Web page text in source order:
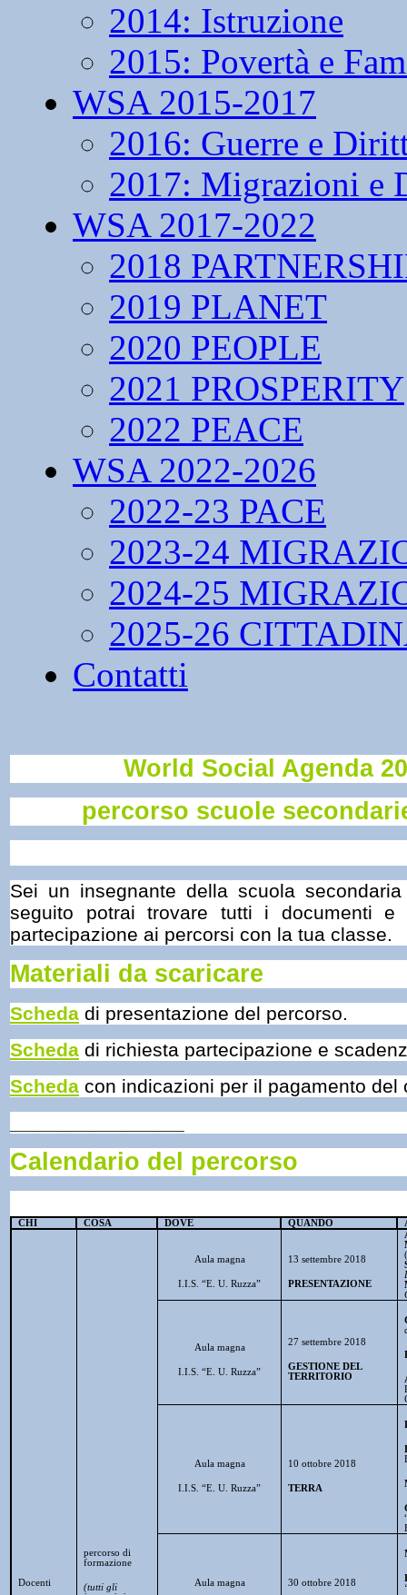
2014: Istruzione
2015: Povertà e
WSA 2015-2017
2016: Guerre e
2017: Migrazioni e
WSA 2017-2022
2018
2019 PLANET
2020 PEOPLE
2021 PROSPERITY
2022 PEACE
WSA 2022-2026
2022-23 PACE
2023-24
2024-25
2025-26
Contatti
World Social Agenda
percorso scuole
Sei un insegnante della scuola
seguito potrai trovare tutti i documenti
partecipazione ai percorsi con la tua classe.
Materiali da scaricare
Scheda di presentazione del percorso.
Scheda di richiesta partecipazione e
Scheda con indicazioni per il pagamento del
Calendario del percorso
CHI COSA DOVE QUANDO
Docenti
percorso di
formazione
(tutti gli
Aula magna
I.I.S. “E. U. Ruzza”
13 settembre 2018
PRESENTAZIONE
Aula magna
I.I.S. “E. U. Ruzza”
27 settembre 2018
GESTIONE DEL
TERRITORIO
Aula magna
I.I.S. “E. U. Ruzza”
10 ottobre 2018
TERRA
Aula magna 30 ottobre 2018